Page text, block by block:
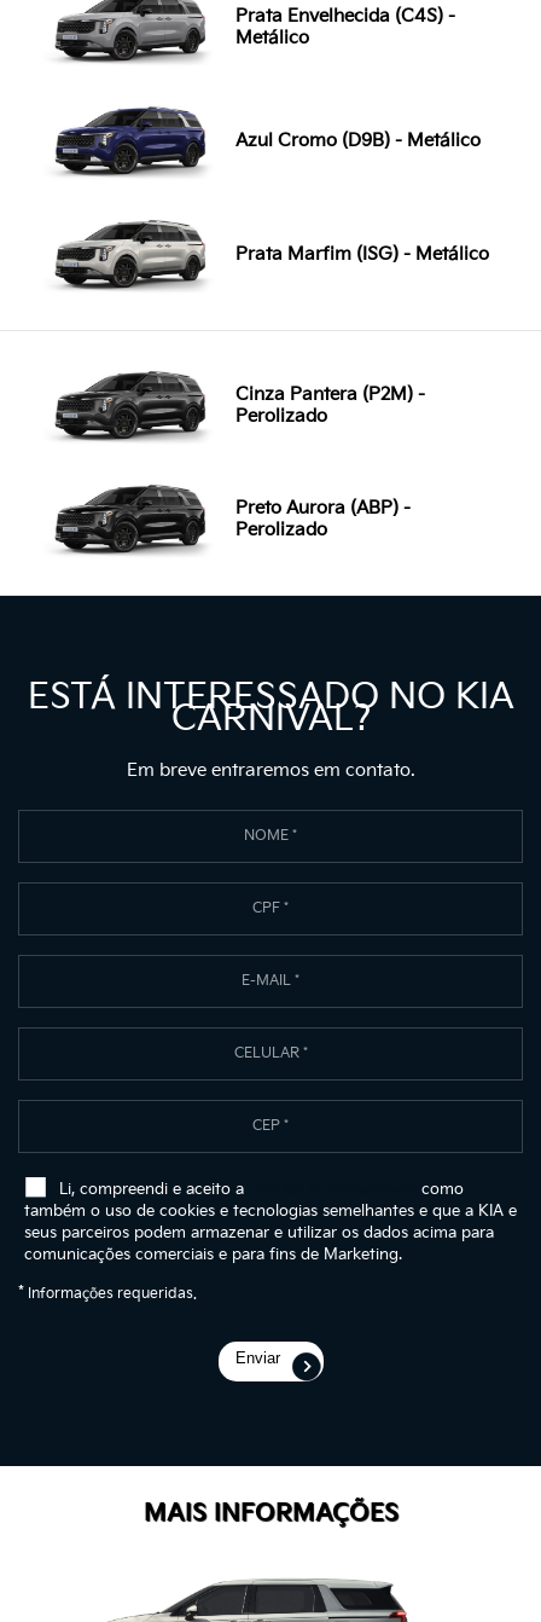
Prata Envelhecida (C4S) -
Metálico
Azul Cromo (D9B) - Metálico
Prata Marfim (ISG) - Metálico
Cinza Pantera (P2M) -
Perolizado
Preto Aurora (ABP) -
Perolizado
ESTÁ INTERESSADO NO KIA
CARNIVAL?
Em breve entraremos em contato.
Li, compreendi e aceito a
como
também o uso de cookies e tecnologias semelhantes e que a KIA e
seus parceiros podem armazenar e utilizar os dados acima para
comunicações comerciais e para fins de Marketing.
* Informações requeridas.
Enviar
MAIS INFORMAÇÕES